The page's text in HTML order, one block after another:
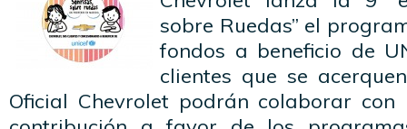
sobre Ruedas” el
fondos a beneficio de
clientes que se
Oficial Chevrolet podrán colaborar